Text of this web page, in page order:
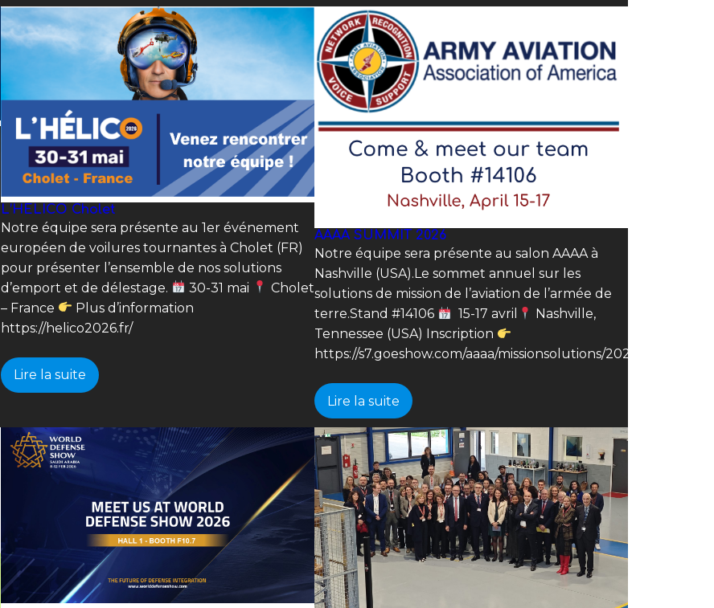
L’HELICO Cholet
Notre équipe sera présente au 1er événement
européen de voilures tournantes à Cholet (FR)
pour présenter l’ensemble de nos solutions
d’emport et de délestage.
30-31 mai
Cholet
– France
Plus d’information
https://helico2026.fr/
Lire la suite
AAAA SUMMIT 2026
Notre équipe sera présente au salon AAAA à
Nashville (USA).Le sommet annuel sur les
solutions de mission de l’aviation de l’armée de
terre.Stand #14106
15-17 avril
Nashville,
Tennessee (USA) Inscription
https://s7.goeshow.com/aaaa/missionsolutions/2026/index.cfm
Lire la suite